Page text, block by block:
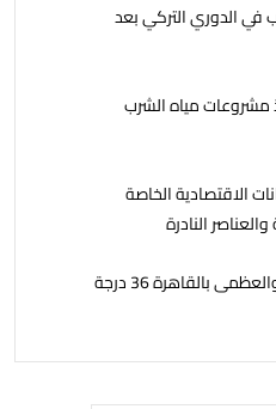
في الدوري التركي بعد
مشروعات مياه الشرب
الاقتصادية الخاصة
النادرة
بالقاهرة 36 درجة